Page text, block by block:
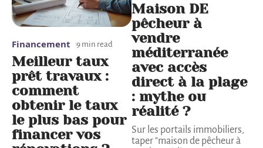
Financement 9 min read
Meilleur taux
prêt travaux :
comment
obtenir le taux
le plus bas pour
financer vos
Maison DE
pêcheur à
vendre
méditerranée
avec accès
direct à la plage
: mythe ou
réalité ?
Sur les portails immobiliers,
taper "maison de pêcheur à